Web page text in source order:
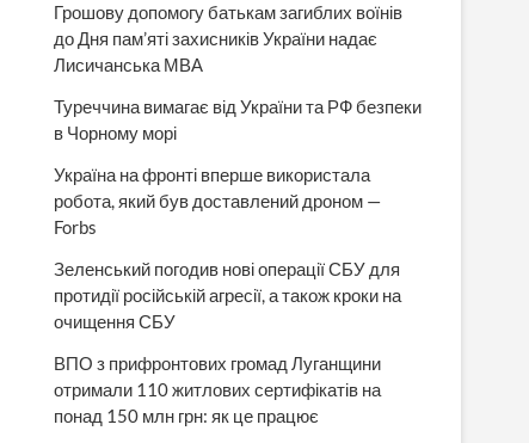
Грошову допомогу батькам загиблих воїнів
до Дня пам’яті захисників України надає
Лисичанська МВА
Туреччина вимагає від України та РФ безпеки
в Чорному морі
Україна на фронті вперше використала
робота, який був доставлений дроном —
Forbs
Зеленський погодив нові операції СБУ для
протидії російській агресії, а також кроки на
очищення СБУ
ВПО з прифронтових громад Луганщини
отримали 110 житлових сертифікатів на
понад 150 млн грн: як це працює